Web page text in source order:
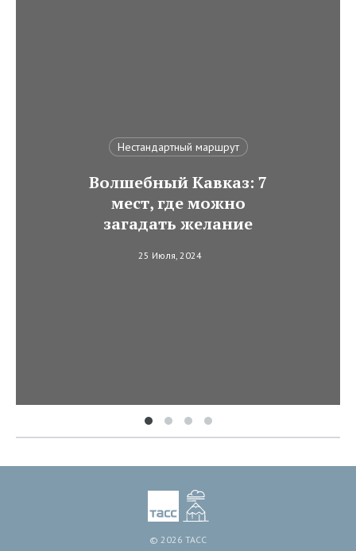
Нестандартный маршрут
Волшебный Кавказ: 7
мест, где можно
загадать желание
25 Июля, 2024
© 2026 ТАСС